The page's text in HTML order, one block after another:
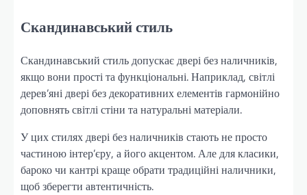
Скандинавський стиль
Скандинавський стиль допускає двері без наличників,
якщо вони прості та функціональні. Наприклад, світлі
дерев’яні двері без декоративних елементів гармонійно
доповнять світлі стіни та натуральні матеріали.
У цих стилях двері без наличників стають не просто
частиною інтер’єру, а його акцентом. Але для класики,
бароко чи кантрі краще обрати традиційні наличники,
щоб зберегти автентичність.